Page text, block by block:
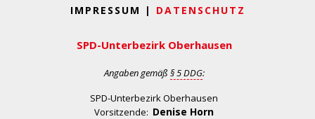
IMPRESSUM | DATENSCHUTZ
SPD-Unterbezirk Oberhausen
Angaben gemäß § 5 DDG:
SPD-Unterbezirk Oberhausen
Vorsitzende: Denise Horn